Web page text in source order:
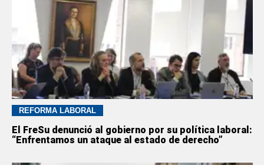
REFORMA LABORAL
El FreSu denunció al gobierno por su política laboral:
“Enfrentamos un ataque al estado de derecho”